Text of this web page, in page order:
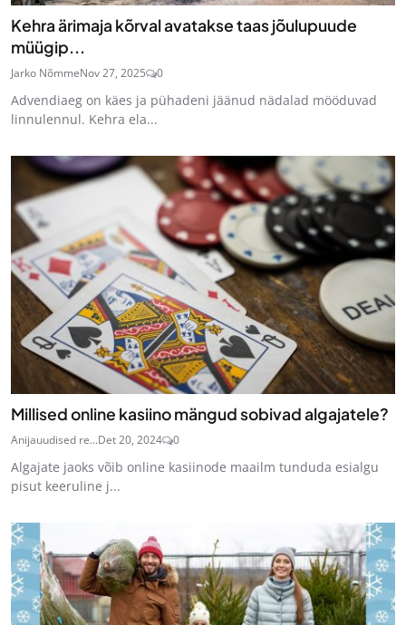
Kehra ärimaja kõrval avatakse taas jõulupuude
müügip...
Jarko NõmmeNov 27, 2025 0
Advendiaeg on käes ja pühadeni jäänud nädalad mööduvad
linnulennul. Kehra ela...
Millised online kasiino mängud sobivad algajatele?
Anijauudised re...Det 20, 2024 0
Algajate jaoks võib online kasiinode maailm tunduda esialgu
pisut keeruline j...